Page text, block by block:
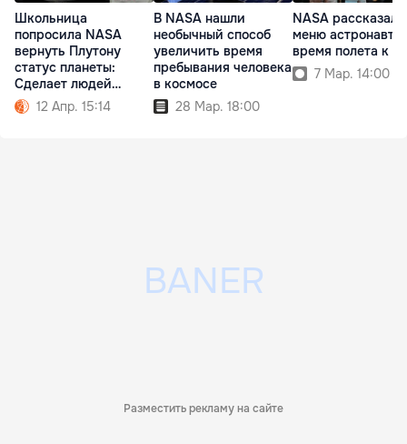
Школьница
попросила NASA
вернуть Плутону
статус планеты:
Сделает людей
счастливыми
12 Апр. 15:14
В NASA нашли
необычный способ
увеличить время
пребывания человека
в космосе
28 Мар. 18:00
NASA
меню
время полета к
7 Мар. 14:00
Разместить рекламу на сайте